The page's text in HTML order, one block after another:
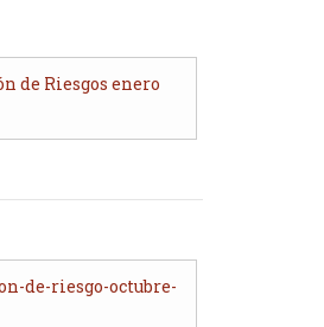
de Riesgos enero
de-riesgo-octubre-